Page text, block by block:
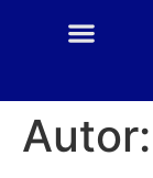
Autor: